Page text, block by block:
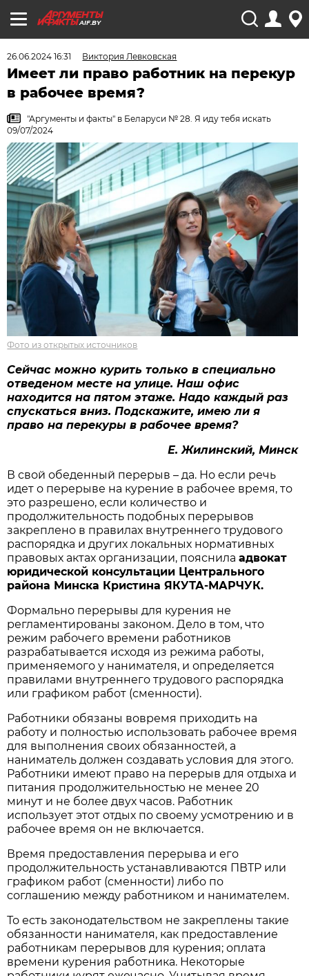
AIF.BY
26.06.2024 16:31 Виктория Левковская
Имеет ли право работник на перекур
в рабочее время?
"Аргументы и факты" в Беларуси № 28. Я иду тебя искать
09/07/2024
Фото из открытых источников
Сейчас можно курить только в специально
отведеном месте на улице. Наш офис
находится на пятом этаже. Надо каждый раз
спускаться вниз. Подскажите, имею ли я
право на перекуры в рабочее время?
Е. Жилинский, Минск
В свой обеденный перерыв – да. Но если речь
идет о перерыве на курение в рабочее время, то
это разрешено, если количество и
продолжительность подобных перерывов
закреплено в правилах внутреннего трудового
распорядка и других локальных нормативных
правовых актах организации, пояснилаадвокат
юридической консультации Центрального
района Минска Кристина ЯКУТА-МАРЧУК.
Формально перерывы для курения не
регламентированы законом. Дело в том, что
режим рабочего времени работников
разрабатывается исходя из режима работы,
применяемого у нанимателя, и определяется
правилами внутреннего трудового распорядка
или графиком работ (сменности).
Работники обязаны вовремя приходить на
работу и полностью использовать рабочее время
для выполнения своих обязанностей, а
наниматель должен создавать условия для этого.
Работники имеют право на перерыв для отдыха и
питания продолжительностью не менее 20
минут и не более двух часов. Работник
использует этот отдых по своему усмотрению и в
рабочее время он не включается.
Время предоставления перерыва и его
продолжительность устанавливаются ПВТР или
графиком работ (сменности) либо по
соглашению между работником и нанимателем.
То есть законодательством не закреплены такие
обязанности нанимателя, как предоставление
работникам перерывов для курения; оплата
времени курения работника. Некоторые